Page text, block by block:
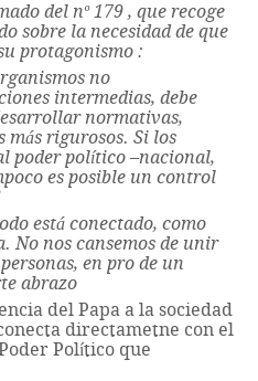
del nº 179 , que recoge
sobre la necesidad de que
protagonismo :
no
intermedias, debe
normativas,
más rigurosos. Si los
poder político –nacional,
es posible un control
está conectado, como
No nos cansemos de unir
en pro de un
abrazo
del Papa a la sociedad
directametne con el
Político que